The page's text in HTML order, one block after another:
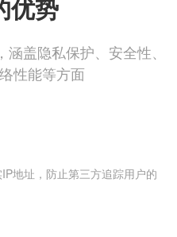
优势
盖隐私保护、安全性、
性能等方面
地址，防止第三方追踪用户的